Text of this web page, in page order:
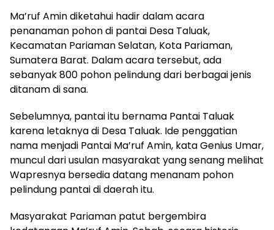
Ma’ruf Amin diketahui hadir dalam acara
penanaman pohon di pantai Desa Taluak,
Kecamatan Pariaman Selatan, Kota Pariaman,
Sumatera Barat. Dalam acara tersebut, ada
sebanyak 800 pohon pelindung dari berbagai jenis
ditanam di sana.
Sebelumnya, pantai itu bernama Pantai Taluak
karena letaknya di Desa Taluak. Ide penggatian
nama menjadi Pantai Ma’ruf Amin, kata Genius Umar,
muncul dari usulan masyarakat yang senang melihat
Wapresnya bersedia datang menanam pohon
pelindung pantai di daerah itu.
Masyarakat Pariaman patut bergembira